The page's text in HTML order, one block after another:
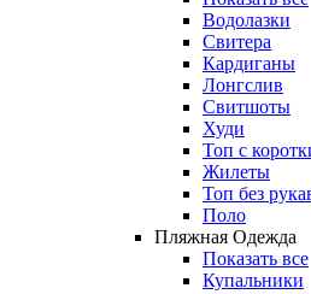
Водолазки
Свитера
Кардиганы
Лонгслив
Свитшоты
Худи
Топ с
Жилеты
Топ без
Поло
Пляжная Одежда
Показать все
Купальники